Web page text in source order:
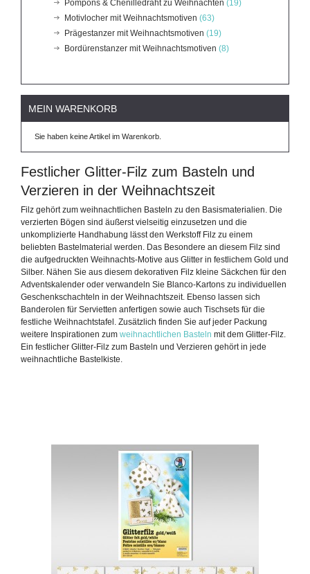
Pompons & Chenilledraht zu Weihnachten (19)
Motivlocher mit Weihnachtsmotiven (63)
Prägestanzer mit Weihnachtsmotiven (19)
Bordürenstanzer mit Weihnachtsmotiven (8)
MEIN WARENKORB
Sie haben keine Artikel im Warenkorb.
Festlicher Glitter-Filz zum Basteln und
Verzieren in der Weihnachtszeit
Filz gehört zum weihnachtlichen Basteln zu den Basismaterialien. Die
verzierten Bögen sind äußerst vielseitig einzusetzen und die
unkomplizierte Handhabung lässt den Werkstoff Filz zu einem
beliebten Bastelmaterial werden. Das Besondere an diesem Filz sind
die aufgedruckten Weihnachts-Motive aus Glitter in festlichem Gold und
Silber. Nähen Sie aus diesem dekorativen Filz kleine Säckchen für den
Adventskalender oder verwandeln Sie Blanco-Kartons zu individuellen
Geschenkschachteln in der Weihnachtszeit. Ebenso lassen sich
Banderolen für Servietten anfertigen sowie auch Tischsets für die
festliche Weihnachtstafel. Zusätzlich finden Sie auf jeder Packung
weitere Inspirationen zum weihnachtlichen Basteln mit dem Glitter-Filz.
Ein festlicher Glitter-Filz zum Basteln und Verzieren gehört in jede
weihnachtliche Bastelkiste.